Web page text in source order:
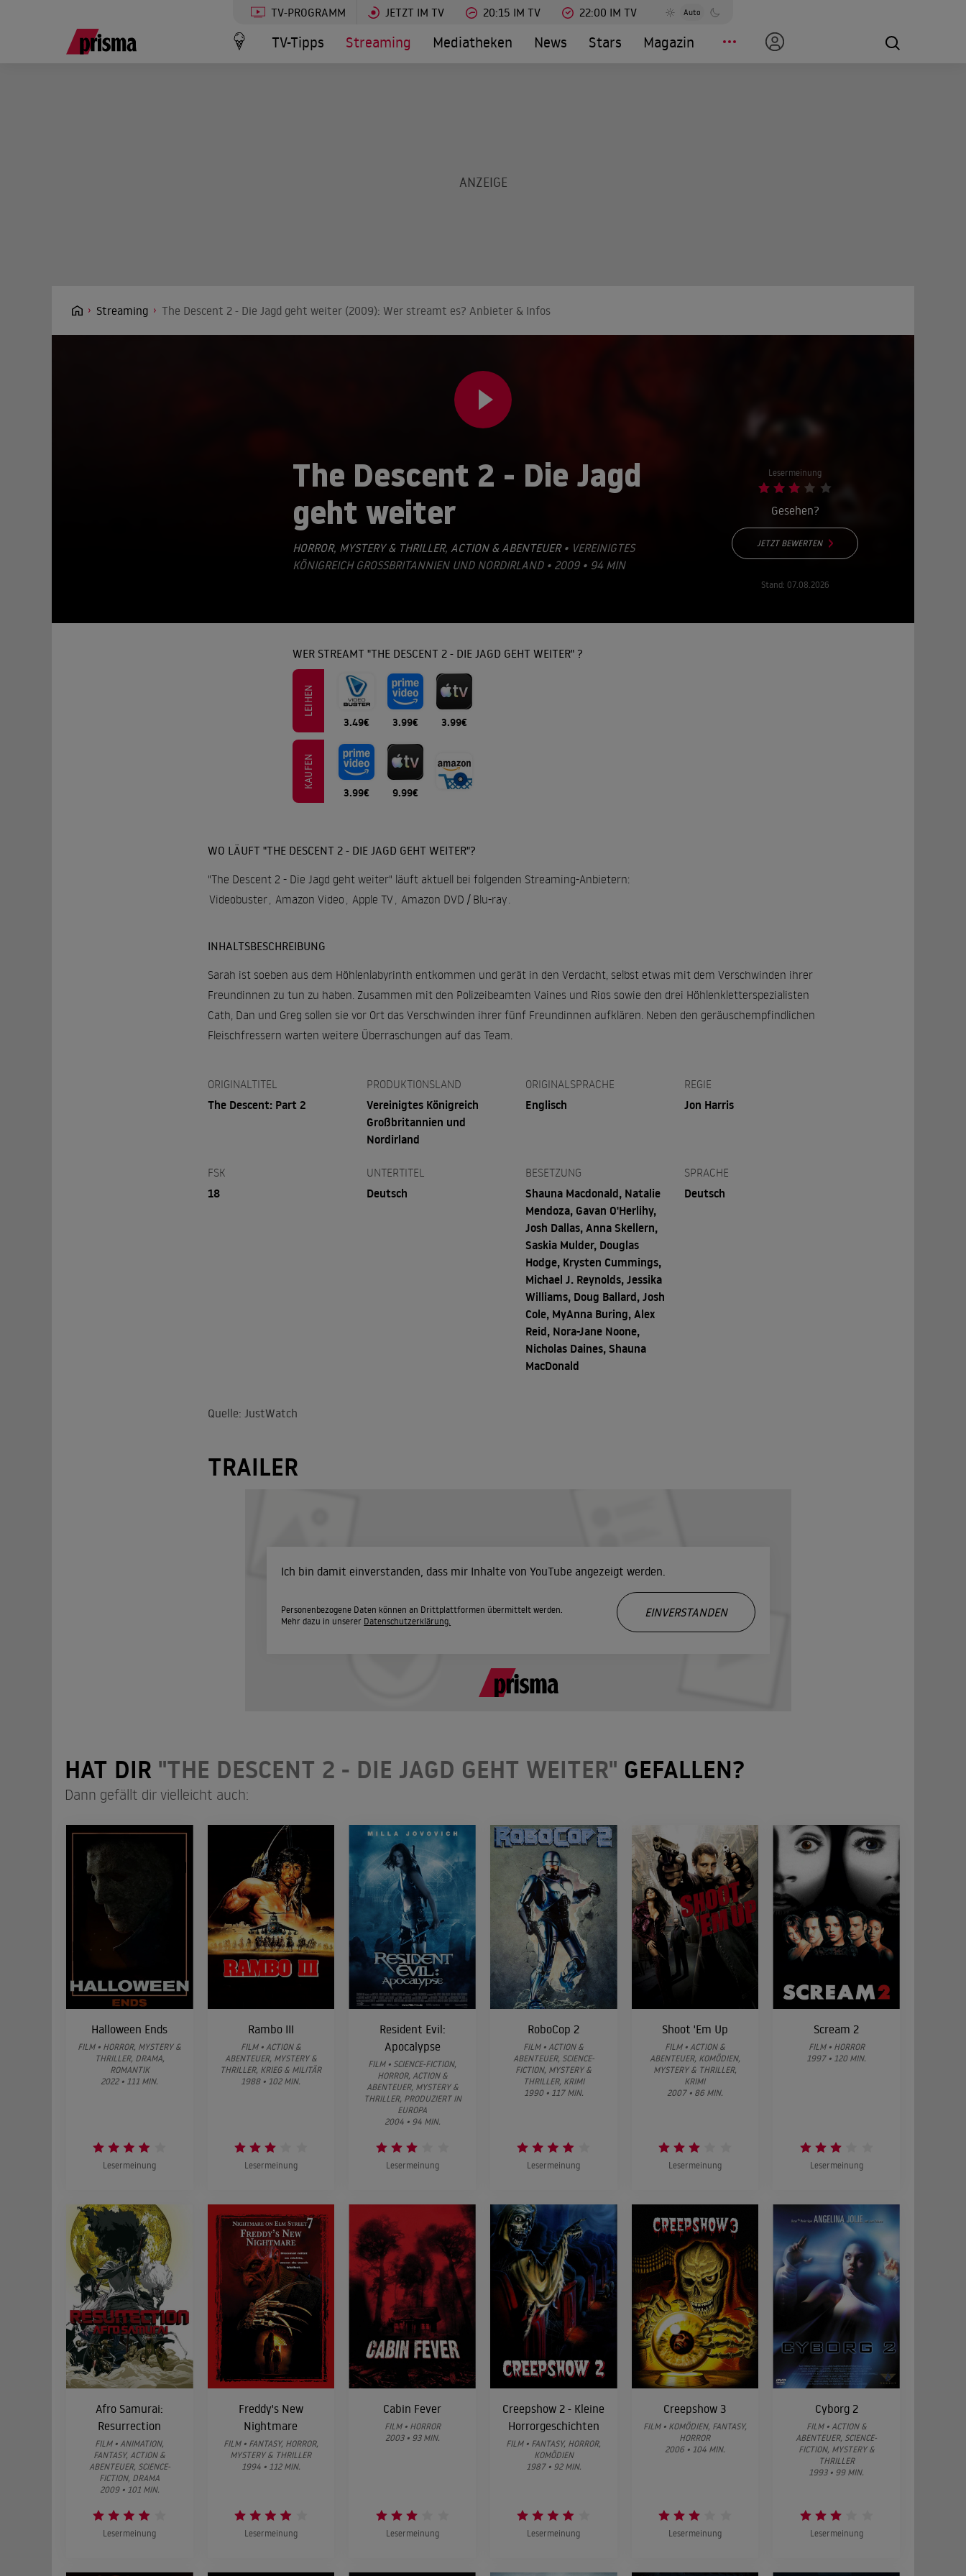
TV-PROGRAMM JETZT IM TV 20:15 IM TV 22:00 IM TV Auto
TV-Tipps Streaming Mediatheken News Stars Magazin
Streaming The Descent 2 - Die Jagd geht weiter (2009): Wer streamt es? Anbieter & Infos
The Descent 2 - Die Jagd
geht weiter
HORROR, MYSTERY & THRILLER, ACTION & ABENTEUER• VEREINIGTES
KÖNIGREICH GROSSBRITANNIEN UND NORDIRLAND • 2009 • 94 MIN
Lesermeinung
Gesehen?
JETZT BEWERTEN
Stand: 07.08.2026
WER STREAMT "THE DESCENT 2 - DIE JAGD GEHT WEITER" ?
LEIHEN
3.49€ 3.99€ 3.99€
KAUFEN
3.99€ 9.99€
WO LÄUFT "THE DESCENT 2 - DIE JAGD GEHT WEITER"?
"The Descent 2 - Die Jagd geht weiter" läuft aktuell bei folgenden Streaming-Anbietern:
Videobuster, Amazon Video , Apple TV, Amazon DVD / Blu-ray.
INHALTSBESCHREIBUNG
Sarah ist soeben aus dem Höhlenlabyrinth entkommen und gerät in den Verdacht, selbst etwas mit dem Verschwinden ihrer
Freundinnen zu tun zu haben. Zusammen mit den Polizeibeamten Vaines und Rios sowie den drei Höhlenkletterspezialisten
Cath, Dan und Greg sollen sie vor Ort das Verschwinden ihrer fünf Freundinnen aufklären. Neben den geräuschempfindlichen
Fleischfressern warten weitere Überraschungen auf das Team.
ORIGINALTITEL
The Descent: Part 2
PRODUKTIONSLAND
Vereinigtes Königreich
Großbritannien und
Nordirland
ORIGINALSPRACHE
Englisch
REGIE
Jon Harris
FSK
18
UNTERTITEL
Deutsch
BESETZUNG
Shauna Macdonald, Natalie
Mendoza, Gavan O'Herlihy,
Josh Dallas, Anna Skellern,
Saskia Mulder, Douglas
Hodge, Krysten Cummings,
Michael J. Reynolds, Jessika
Williams, Doug Ballard, Josh
Cole, MyAnna Buring, Alex
Reid, Nora-Jane Noone,
Nicholas Daines, Shauna
MacDonald
SPRACHE
Deutsch
Quelle: JustWatch
TRAILER
Ich bin damit einverstanden, dass mir Inhalte von YouTube angezeigt werden.
Personenbezogene Daten können an Drittplattformen übermittelt werden.
Mehr dazu in unserer Datenschutzerklärung.
EINVERSTANDEN
HAT DIR "THE DESCENT 2 - DIE JAGD GEHT WEITER" GEFALLEN?
Dann gefällt dir vielleicht auch:
Halloween Ends
FILM • HORROR, MYSTERY &
THRILLER, DRAMA,
ROMANTIK
2022 • 111 MIN.
Lesermeinung
Rambo III
FILM • ACTION &
ABENTEUER, MYSTERY &
THRILLER, KRIEG & MILITÄR
1988 • 102 MIN.
Lesermeinung
Resident Evil:
Apocalypse
FILM • SCIENCE-FICTION,
HORROR, ACTION &
ABENTEUER, MYSTERY &
THRILLER, PRODUZIERT IN
EUROPA
2004 • 94 MIN.
Lesermeinung
RoboCop 2
FILM • ACTION &
ABENTEUER, SCIENCE-
FICTION, MYSTERY &
THRILLER, KRIMI
1990 • 117 MIN.
Lesermeinung
Shoot 'Em Up
FILM • ACTION &
ABENTEUER, KOMÖDIEN,
MYSTERY & THRILLER,
KRIMI
2007 • 86 MIN.
Lesermeinung
Scream 2
FILM • HORROR
1997 • 120 MIN.
Lesermeinung
Afro Samurai:
Resurrection
FILM • ANIMATION,
FANTASY, ACTION &
ABENTEUER, SCIENCE-
FICTION, DRAMA
2009 • 101 MIN.
Lesermeinung
Freddy's New
Nightmare
FILM • FANTASY, HORROR,
MYSTERY & THRILLER
1994 • 112 MIN.
Lesermeinung
Cabin Fever
FILM • HORROR
2003 • 93 MIN.
Lesermeinung
Creepshow 2 - Kleine
Horrorgeschichten
FILM • FANTASY, HORROR,
KOMÖDIEN
1987 • 92 MIN.
Lesermeinung
Creepshow 3
FILM • KOMÖDIEN, FANTASY,
HORROR
2006 • 104 MIN.
Lesermeinung
Cyborg 2
FILM • ACTION &
ABENTEUER, SCIENCE-
FICTION, MYSTERY &
THRILLER
1993 • 99 MIN.
Lesermeinung